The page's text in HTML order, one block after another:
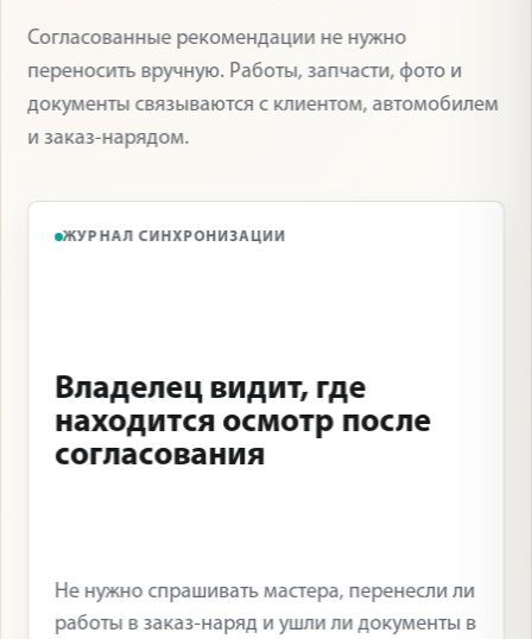
Согласованные рекомендации не нужно
переносить вручную. Работы, запчасти, фото и
документы связываются с клиентом, автомобилем
и заказ-нарядом.
ЖУРНАЛ СИНХРОНИЗАЦИИ
Владелец видит, где
находится осмотр после
согласования
Не нужно спрашивать мастера, перенесли ли
работы в заказ-наряд и ушли ли документы в